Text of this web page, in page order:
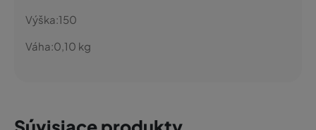
Výška:150
Váha:0,10 kg